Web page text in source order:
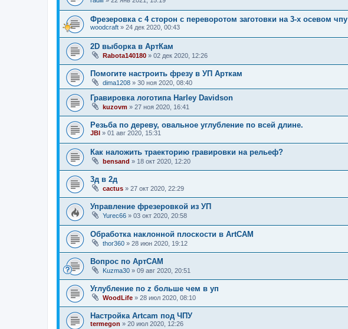
Фрезеровка с 4 сторон с переворотом заготовки на 3-х осевом чпу
woodcraft » 24 дек 2020, 00:43
2D выборка в АртКам
Rabota140180 » 02 дек 2020, 12:26
Помогите настроить фрезу в УП Арткам
dima1208 » 30 ноя 2020, 08:40
Гравировка логотипа Harley Davidson
kuzovm » 27 ноя 2020, 16:41
Резьба по дереву, овальное углубление по всей длине.
JBI » 01 авг 2020, 15:31
Как наложить траекторию гравировки на рельеф?
bensand » 18 окт 2020, 12:20
3д в 2д
cactus » 27 окт 2020, 22:29
Управление фрезеровкой из УП
Yurec66 » 03 окт 2020, 20:58
Обработка наклонной плоскости в ArtCAM
thor360 » 28 июн 2020, 19:12
Вопрос по АртСАМ
Kuzma30 » 09 авг 2020, 20:51
Углубление по z больше чем в уп
WoodLife » 28 июл 2020, 08:10
Настройка Artcam под ЧПУ
termegon » 20 июл 2020, 12:26